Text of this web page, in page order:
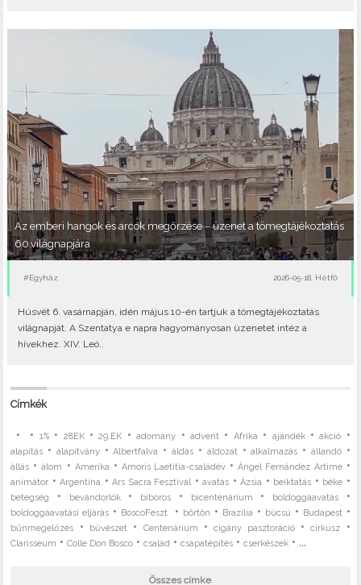
Az emberi hangok és arcok megőrzése – üzenet a tömegtájékoztatás
60.világnapjára
#Egyház 2026-05-18, Hétfő
Húsvét 6. vasárnapján, idén május 10-én tartjuk a tömegtájékoztatás
világnapját. A Szentatya e napra hagyományosan üzenetet intéz a
hívekhez. XIV. Leó..
Címkék
• • 1%• 28EK•29.EK •adomány •advent • Afrika • ajándék•akció •
alapítás • alapítvány•Albertfalva •áldás • áldozat •alkalmazás • állandó•
állás •álom • Amerika • Amoris Laetitia-családév •Ángel Fernández Artime•
animátor •Argentína •Ars Sacra Fesztivál •avatás •Ázsia • beiktatás • béke •
betegség • bevándorlók• bíboros • bicentenárium • boldoggáavatás•
boldoggáavatási eljárás • BoscoFeszt • börtön • Brazília • búcsú • Budapest •
bűnmegelőzés • bűvészet • Centenárium •cigány pasztoráció•cirkusz •
Clarisseum •Colle Don Bosco •család •csapatépítés •cserkészek • ...
Összes címke